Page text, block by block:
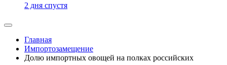
2 дня спустя
Главная
Импортозамещение
Долю импортных овощей на полках российских